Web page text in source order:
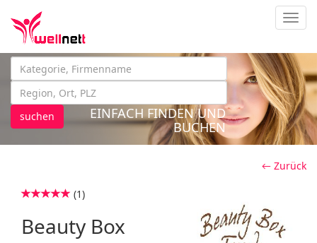
suchen
EINFACH FINDEN UND
BUCHEN
← Zurück
(1)
Beauty Box